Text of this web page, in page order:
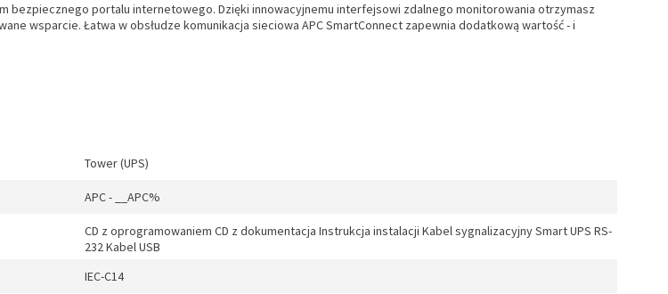
bezpiecznego portalu internetowego. Dzięki innowacyjnemu interfejsowi zdalnego monitorowania otrzymasz
wsparcie. Łatwa w obsłudze komunikacja sieciowa APC SmartConnect zapewnia dodatkową wartość - i
Tower (UPS)
APC - __APC%
CD z oprogramowaniem CD z dokumentacja Instrukcja instalacji Kabel sygnalizacyjny Smart UPS RS-
232 Kabel USB
IEC-C14